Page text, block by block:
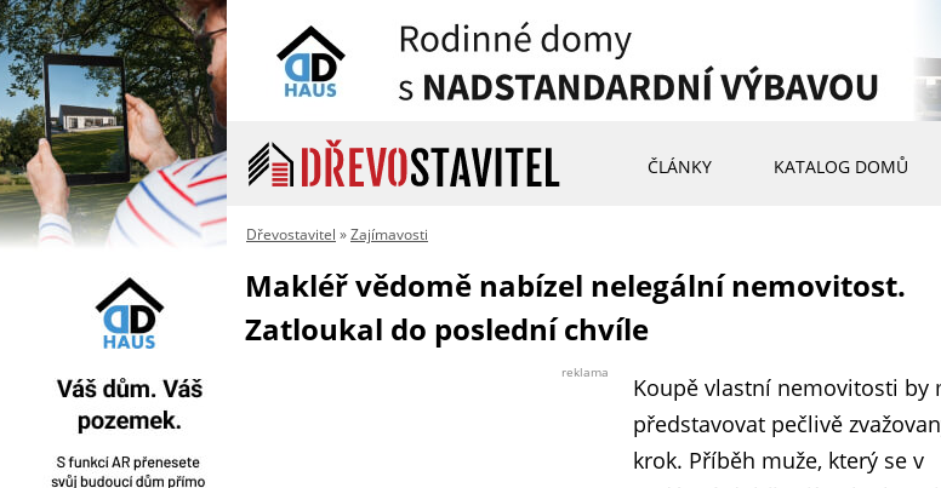
ČLÁNKY KATALOG DOMŮ
Dřevostavitel »Zajímavosti
Makléř vědomě nabízel nelegální nemovitost.
Zatloukal do poslední chvíle
reklama
Koupě vlastní nemovitosti by
představovat pečlivě
krok. Příběh muže, který se v